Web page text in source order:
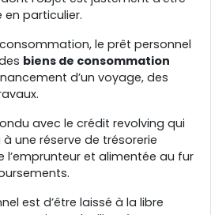
particulier.
le prêt personnel
biens de consommation
d’un voyage, des
avec le crédit revolving qui
une réserve de trésorerie
et alimentée au fur
est d’être laissé à la libre